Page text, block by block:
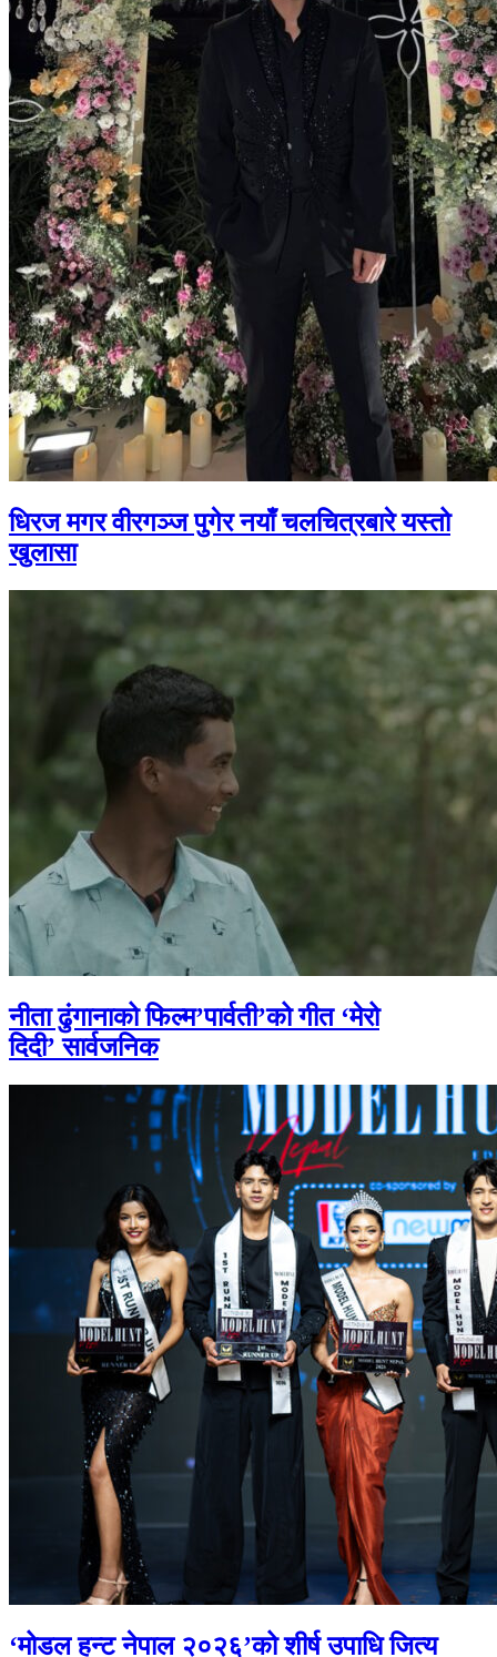
धिरज मगर वीरगञ्ज पुगेर नयाँ चलचित्रबारे यस्तो
खुलासा
नीता ढुंगानाको फिल्म’पार्वती’को गीत ‘मेरो
दिदी’ सार्वजनिक
‘मोडल हन्ट नेपाल २०२६’को शीर्ष उपाधि जित्य